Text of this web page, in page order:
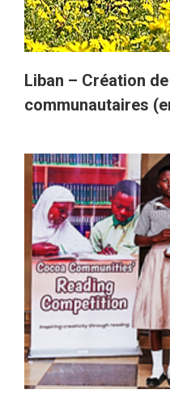
Liban – Création
communautaires